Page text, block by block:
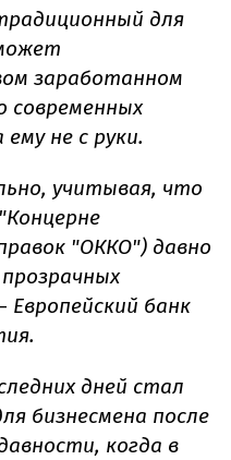
для
заработанном
современных
ему не с руки.
учитывая, что
"ОККО") давно
Европейский банк
дней стал
бизнесмена после
когда в